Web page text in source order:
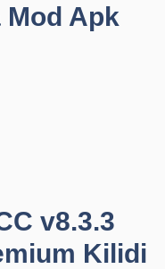
Mod Apk
v8.3.3
Kilidi